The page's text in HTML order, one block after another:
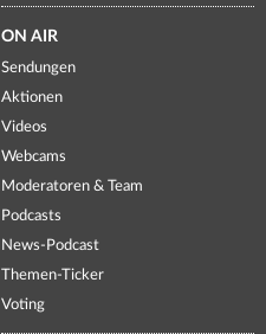
ON AIR
Sendungen
Aktionen
Videos
Webcams
Moderatoren & Team
Podcasts
News-Podcast
Themen-Ticker
Voting